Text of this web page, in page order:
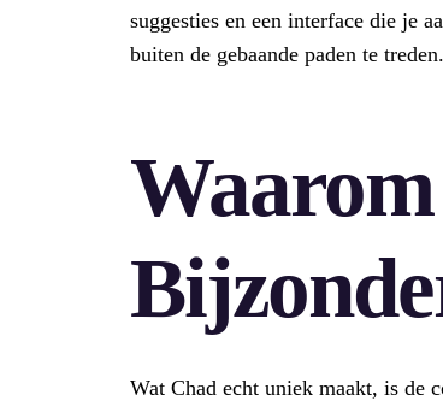
suggesties en een interface die je
buiten de gebaande paden te treden.
Wat Chad echt uniek maakt, is de